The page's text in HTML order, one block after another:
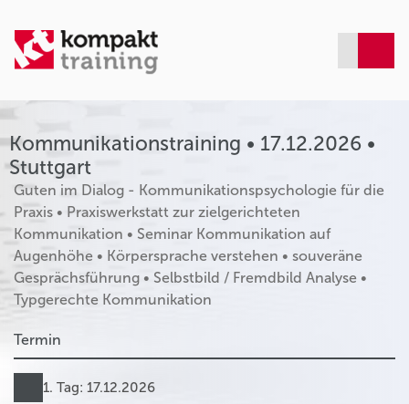
Kommunikationstraining • 17.12.2026 •
Stuttgart
Guten im Dialog - Kommunikationspsychologie für die
Praxis • Praxiswerkstatt zur zielgerichteten
Kommunikation • Seminar Kommunikation auf
Augenhöhe • Körpersprache verstehen • souveräne
Gesprächsführung • Selbstbild / Fremdbild Analyse •
Typgerechte Kommunikation
Termin
1. Tag: 17.12.2026